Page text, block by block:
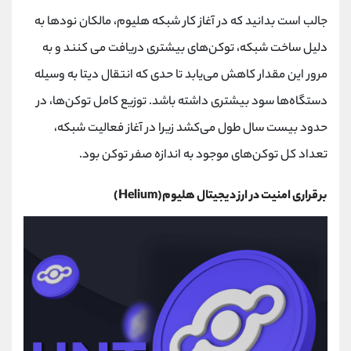
جالب است بدانيد كه در آغاز كار شبكه هليوم، مالكان نودها به
دليل ساخت شبكه، توكن‌های بيشتری دريافت می كنند و به
مرور اين مقدار كاهش می‌يابد تا حدی كه انتقال ديتا به وسیله
دستگاه‌ها سود بيشتری داشته باشد. توزيع كامل توكن‌ها، در
حدود بيست سال طول می‌کشد زيرا در آغاز فعاليت شبكه،
تعداد كل توکن‌های موجود به اندازه صفر توكن بود.
برقراری امنيت در ارز دیجیتال هلیوم(Helium)